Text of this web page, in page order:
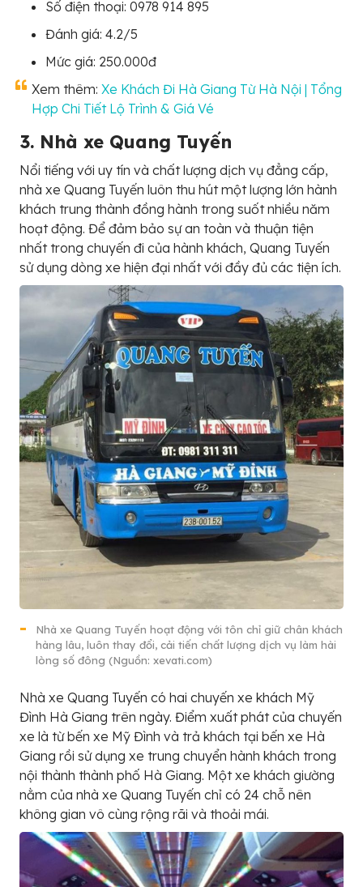
Số điện thoại: 0978 914 895
Đánh giá: 4.2/5
Mức giá: 250.000đ
Xem thêm: Xe Khách Đi Hà Giang Từ Hà Nội | Tổng
Hợp Chi Tiết Lộ Trình & Giá Vé
3. Nhà xe Quang Tuyến
Nổi tiếng với uy tín và chất lượng dịch vụ đẳng cấp,
nhà xe Quang Tuyến luôn thu hút một lượng lớn hành
khách trung thành đồng hành trong suốt nhiều năm
hoạt động. Để đảm bảo sự an toàn và thuận tiện
nhất trong chuyến đi của hành khách, Quang Tuyến
sử dụng dòng xe hiện đại nhất với đầy đủ các tiện ích.
Nhà xe Quang Tuyến hoạt động với tôn chỉ giữ chân khách
hàng lâu, luôn thay đổi, cải tiến chất lượng dịch vụ làm hài
lòng số đông (Nguồn: xevati.com)
Nhà xe Quang Tuyến có hai chuyến xe khách Mỹ
Đình Hà Giang trên ngày. Điểm xuất phát của chuyến
xe là từ bến xe Mỹ Đình và trả khách tại bến xe Hà
Giang rồi sử dụng xe trung chuyển hành khách trong
nội thành thành phố Hà Giang. Một xe khách giường
nằm của nhà xe Quang Tuyến chỉ có 24 chỗ nên
không gian vô cùng rộng rãi và thoải mái.